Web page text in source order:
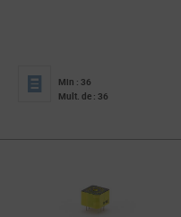
Min : 36
Mult. de : 36